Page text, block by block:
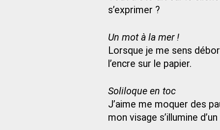
s’exprimer ?
Un mot à la mer !
Lorsque je me sens
l’encre sur le papier.
Soliloque en toc
J’aime me moquer des
mon visage s’illumine